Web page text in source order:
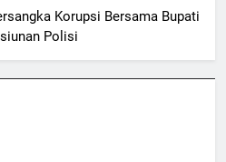
Korupsi Bersama Bupati
Polisi